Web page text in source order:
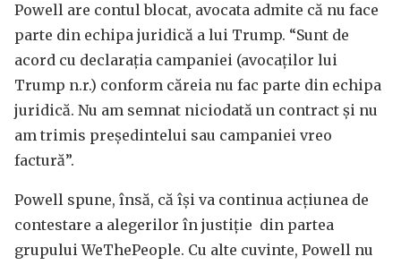
Powell are contul blocat, avocata admite că nu face
parte din echipa juridică a lui Trump. “Sunt de
acord cu declarația campaniei (avocaților lui
Trump n.r.) conform căreia nu fac parte din echipa
juridică. Nu am semnat niciodată un contract și nu
am trimis președintelui sau campaniei vreo
factură”.
Powell spune, însă, că își va continua acțiunea de
contestare a alegerilor în justiție din partea
grupului WeThePeople. Cu alte cuvinte, Powell nu